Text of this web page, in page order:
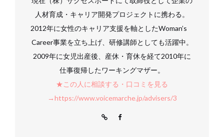
人材育成・キャリア開発プロジェクトに携わる。
2012年に女性のキャリア支援を軸としたWoman’s
Career事業を立ち上げ、研修講師としても活躍中。
2009年に女児出産後、産休・育休を経て2010年に
仕事復帰したワーキングマザー。
★この人に相談する・口コミを見る
→https://www.voicemarche.jp/advisers/3